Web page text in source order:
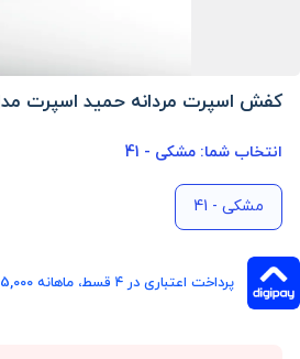
کفش اسپرت مردانه حمید اسپرت
انتخاب شما: مشکی - 41
مشکی - 41
پرداخت اعتباری در ۴ قسط، ماهانه 765,000 تومان